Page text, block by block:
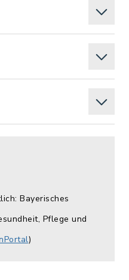
Bayerisches
Pflege und
)